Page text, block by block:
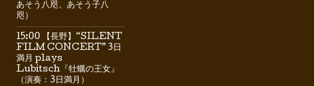
あそう八咫、あそう子八
咫）
15:00 【長野】“SILENT
FILM CONCERT” 3日
満月 plays
Lubitsch『牡蠣の王女』
（演奏：3日満月）